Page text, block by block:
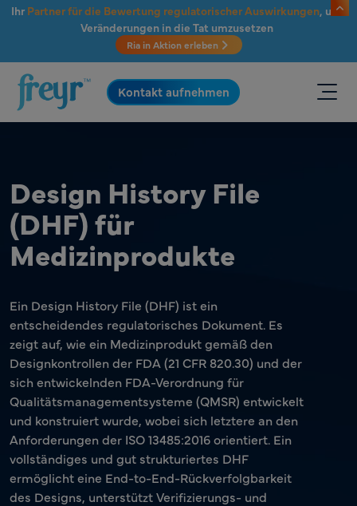
Zum Hauptinhalt springen
Ihr Partner für die Bewertung regulatorischer Auswirkungen, um
Veränderungen in die Tat umzusetzen
Ria in Aktion erleben
.
Kontakt aufnehmen
Design History File
(DHF) für
Medizinprodukte
Ein Design History File (DHF) ist ein
entscheidendes regulatorisches Dokument. Es
zeigt auf, wie ein Medizinprodukt gemäß den
Designkontrollen der FDA (21 CFR 820.30) und der
sich entwickelnden FDA-Verordnung für
Qualitätsmanagementsysteme (QMSR) entwickelt
und konstruiert wurde, wobei sich letztere an den
Anforderungen der ISO 13485:2016 orientiert. Ein
vollständiges und gut strukturiertes DHF
ermöglicht eine End-to-End-Rückverfolgbarkeit
des Designs, unterstützt Verifizierungs- und